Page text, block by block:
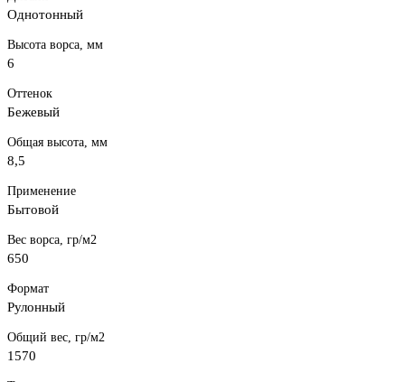
Однотонный
Высота ворса, мм
6
Оттенок
Бежевый
Общая высота, мм
8,5
Применение
Бытовой
Вес ворса, гр/м2
650
Формат
Рулонный
Общий вес, гр/м2
1570